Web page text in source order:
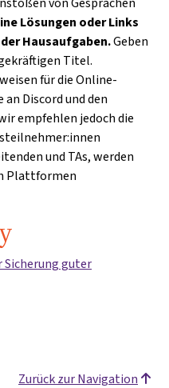
Lösungen oder Links
Hausaufgaben.Geben
Titel.
für die Online-
Discord und den
empfehlen jedoch die
und TAs, werden
Plattformen
guter
Zurück zur Navigation